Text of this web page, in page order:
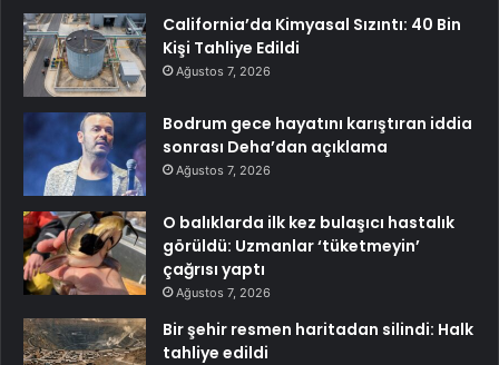
California’da Kimyasal Sızıntı: 40 Bin
Kişi Tahliye Edildi
Ağustos 7, 2026
Bodrum gece hayatını karıştıran iddia
sonrası Deha’dan açıklama
Ağustos 7, 2026
O balıklarda ilk kez bulaşıcı hastalık
görüldü: Uzmanlar ‘tüketmeyin’
çağrısı yaptı
Ağustos 7, 2026
Bir şehir resmen haritadan silindi: Halk
tahliye edildi